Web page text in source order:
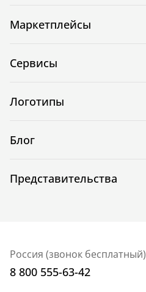
Маркетплейсы
Сервисы
Логотипы
Блог
Представительства
Россия (звонок бесплатный)
8 800 555-63-42